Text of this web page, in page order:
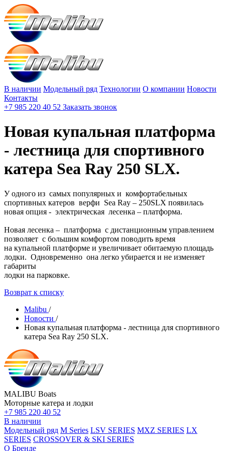
В наличии Модельный ряд Технологии О компании Новости
Контакты
+7 985 220 40 52 Заказать звонок
Новая купальная платформа
- лестница для спортивного
катера Sea Ray 250 SLX.
У одного из самых популярных и комфортабельных
спортивных катеров верфи Sea Ray – 250SLX появилась
новая опция - электрическая лесенка – платформа.
Новая лесенка – платформа с дистанционным управлением
позволяет с большим комфортом поводить время
на купальной платформе и увеличивает обитаемую площадь
лодки. Одновременно она легко убирается и не изменяет
габариты
лодки на парковке.
Возврат к списку
Malibu /
Новости /
Новая купальная платформа - лестница для спортивного
катера Sea Ray 250 SLX.
MALIBU Boats
Моторные катера и лодки
+7 985 220 40 52
В наличии
Модельный ряд M Series LSV SERIES MXZ SERIES LX
SERIES CROSSOVER & SKI SERIES
О Бренде